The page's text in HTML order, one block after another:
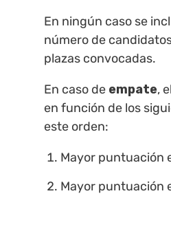
En ningún caso se
número de
plazas convocadas.
En caso de empate,
en función de los
este orden:
Mayor puntuación
Mayor puntuación